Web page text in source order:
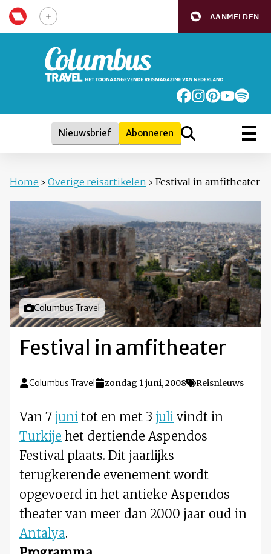
AANMELDEN
Nieuwsbrief Abonneren
Home › Overige reisartikelen › Festival in amfitheater
Foto door
Columbus Travel
Festival in amfitheater
Columbus Travel zondag 1 juni, 2008 Reisnieuws
Van 7 juni tot en met 3 juli vindt in
Turkije het dertiende Aspendos
Festival plaats. Dit jaarlijks
terugkerende evenement wordt
opgevoerd in het antieke Aspendos
theater van meer dan 2000 jaar oud in
Antalya.